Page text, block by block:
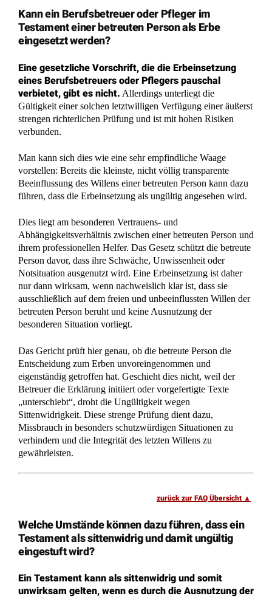
Nachlassteilung 100 Jahre her: Insolvenzverwalter
verfügt über Grundstück
Standesamtsfehler: Nacherbe verliert
Amtshaftungsanspruch nach 10 Jahren
Erbvertrag von 1965: Erbin verliert ihren 20 Jahre alten
Erbschein
Zentrales Testamentsregister: Wie wird Ihr Testament
gefunden?
Zweifel an Erbrechtslage: Bank darf
Testamentsvollstreckerzeugnis verlangen
Grundbuchberichtigung: Eidesstattliche Versicherung
ersetzt Erbschein